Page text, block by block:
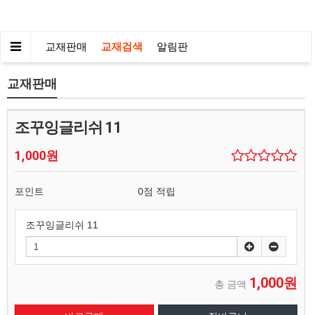
교재판매 교재검색 알림판
교재판매
조꾸잉글리쉬 11
1,000원
포인트 0점 적립
조꾸잉글리쉬 11
총 금액 1,000원